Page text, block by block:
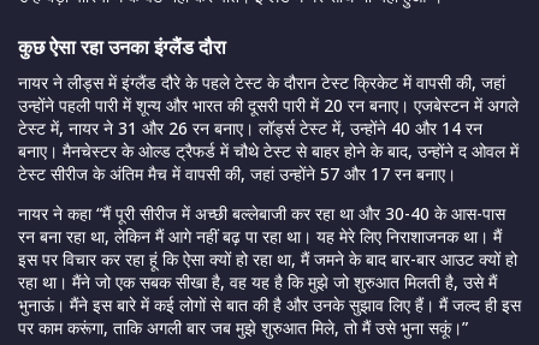
कुछ ऐसा रहा उनका इंग्लैंड दौरा
नायर ने लीड्स में इंग्लैंड दौरे के पहले टेस्ट के दौरान टेस्ट क्रिकेट में वापसी की, जहां
उन्होंने पहली पारी में शून्य और भारत की दूसरी पारी में 20 रन बनाए। एजबेस्टन में अगले
टेस्ट में, नायर ने 31 और 26 रन बनाए। लॉर्ड्स टेस्ट में, उन्होंने 40 और 14 रन
बनाए। मैनचेस्टर के ओल्ड ट्रैफर्ड में चौथे टेस्ट से बाहर होने के बाद, उन्होंने द ओवल में
टेस्ट सीरीज के अंतिम मैच में वापसी की, जहां उन्होंने 57 और 17 रन बनाए।
नायर ने कहा “मैं पूरी सीरीज में अच्छी बल्लेबाजी कर रहा था और 30-40 के आस-पास
रन बना रहा था, लेकिन मैं आगे नहीं बढ़ पा रहा था। यह मेरे लिए निराशाजनक था। मैं
इस पर विचार कर रहा हूं कि ऐसा क्यों हो रहा था, मैं जमने के बाद बार-बार आउट क्यों हो
रहा था। मैंने जो एक सबक सीखा है, वह यह है कि मुझे जो शुरुआत मिलती है, उसे मैं
भुनाऊं। मैंने इस बारे में कई लोगों से बात की है और उनके सुझाव लिए हैं। मैं जल्द ही इस
पर काम करूंगा, ताकि अगली बार जब मुझे शुरुआत मिले, तो मैं उसे भुना सकूं।”